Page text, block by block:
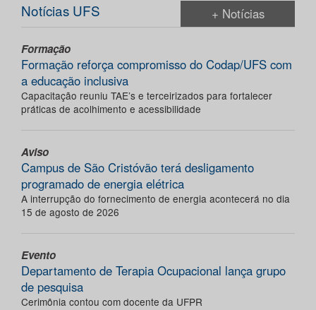
Notícias UFS + Notícias
Formação
Formação reforça compromisso do Codap/UFS com
a educação inclusiva
Capacitação reuniu TAE’s e terceirizados para fortalecer
práticas de acolhimento e acessibilidade
Aviso
Campus de São Cristóvão terá desligamento
programado de energia elétrica
A interrupção do fornecimento de energia acontecerá no dia
15 de agosto de 2026
Evento
Departamento de Terapia Ocupacional lança grupo
de pesquisa
Cerimônia contou com docente da UFPR